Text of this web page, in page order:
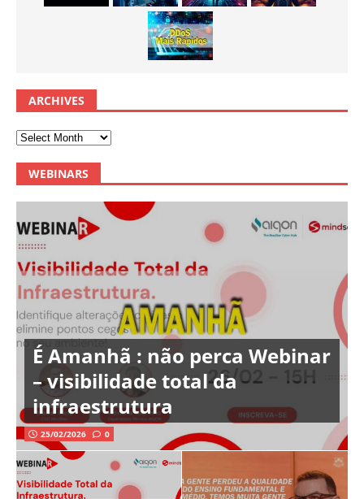
ARCHIVES
WEBINARS
É Amanhã : não perca Webinar
– visibilidade total da
infraestrutura
25/02/2026 0